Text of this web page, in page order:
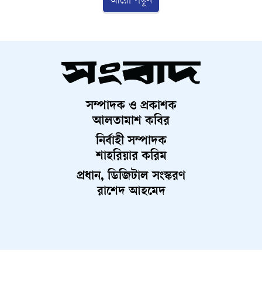
সম্পাদক ও প্রকাশক
আলতামাশ কবির
নির্বাহী সম্পাদক
শাহরিয়ার করিম
প্রধান, ডিজিটাল সংস্করণ
রাশেদ আহমেদ